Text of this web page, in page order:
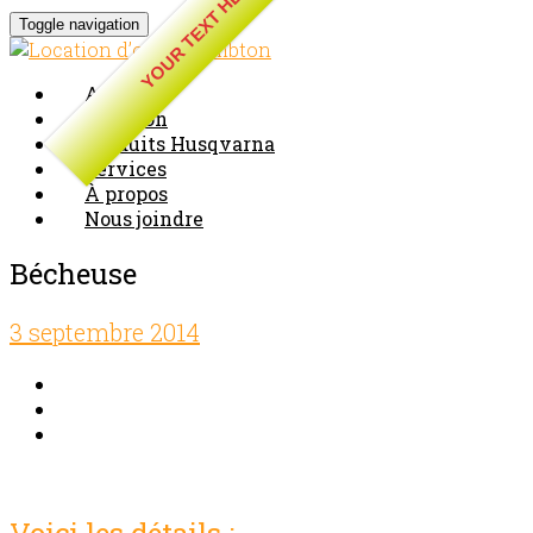
YOUR TEXT HERE
Toggle navigation
Accueil
Location
Produits Husqvarna
Services
À propos
Nous joindre
Bécheuse
3 septembre 2014